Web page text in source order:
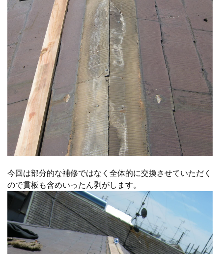
今回は部分的な補修ではなく全体的に交換させていただく
ので貫板も含めいったん剥がします。